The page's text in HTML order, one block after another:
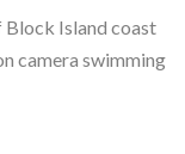
Block Island coast
camera swimming